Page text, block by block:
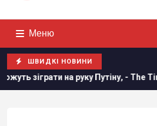
Меню
ШВИДКІ НОВИНИ
руку Путіну, - The Times